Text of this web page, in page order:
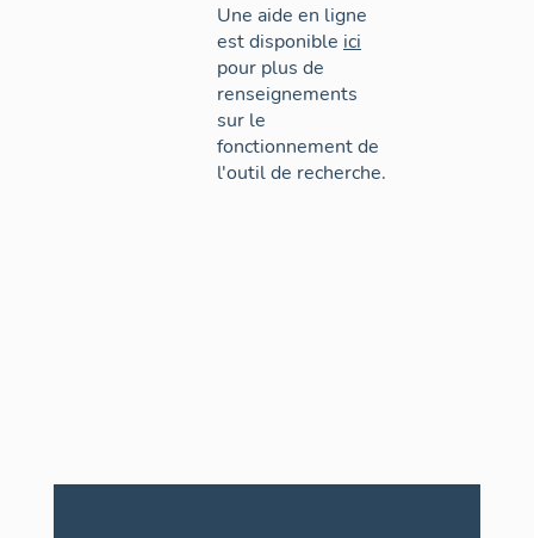
Une aide en ligne
est disponible ici
pour plus de
renseignements
sur le
fonctionnement de
l'outil de recherche.